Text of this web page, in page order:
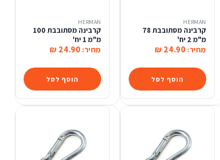
הוסף לסל
HERMAN
קרבינה מסתובבת 78
מ"מ 2 יח'
מחיר: 24.90 ₪
הוסף לסל
HERMAN
קרבינה מסתובבת 100
מ"מ 1 יח'
מחיר: 24.90 ₪